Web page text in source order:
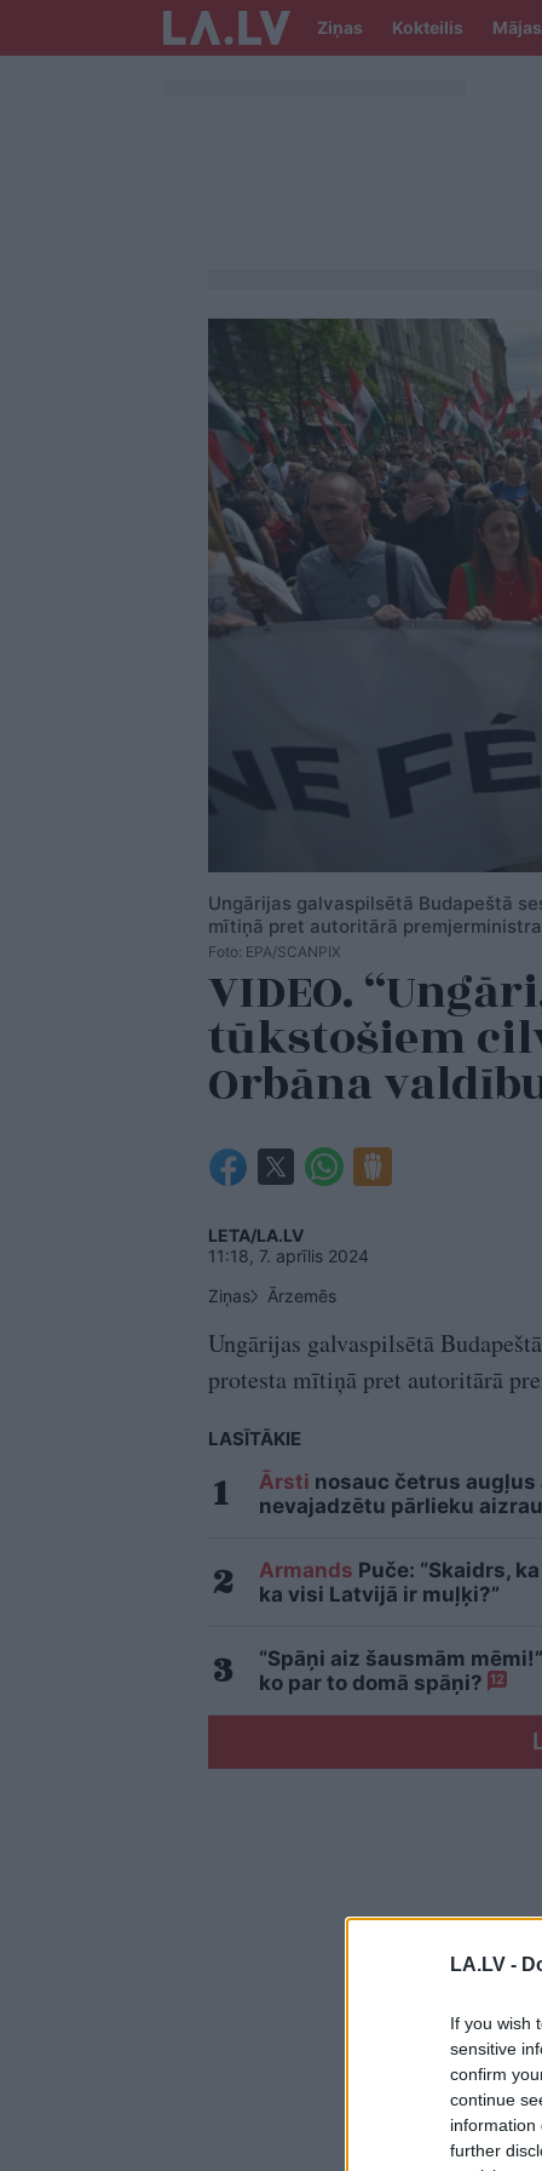
LA.LV -
If you wish
sensitive
confirm
continue
information
further
Ziņas Kokteilis Mājas
Ungārijas galvaspilsētā Budapeštā
mītiņā pret autoritārā
Foto: EPA/SCANPIX
VIDEO.
tūkstošiem
Orbāna
LETA/LA.LV
11:18, 7. aprīlis 2024
Ziņas
Ārzemēs
Ungārijas galvaspilsētā
protesta mītiņā pret autoritārā
LASĪTĀKIE
Ārsti nosauc četrus augļus
nevajadzētu pārlieku
Armands Puče: “Skaidrs,
ka visi Latvijā ir muļķi?”
“Spāņi aiz šausmām
ko par to domā spāņi? 12